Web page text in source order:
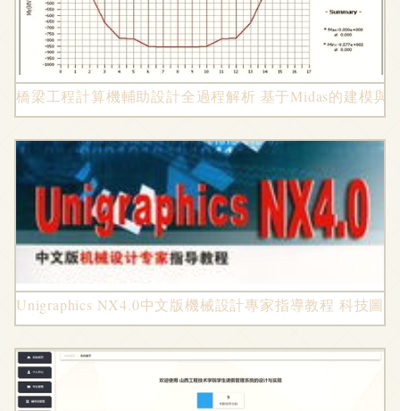
橋梁工程計算機輔助設計全過程解析 基于Midas的建模與
Unigraphics NX4.0中文版機械設計專家指導教程 科技圖